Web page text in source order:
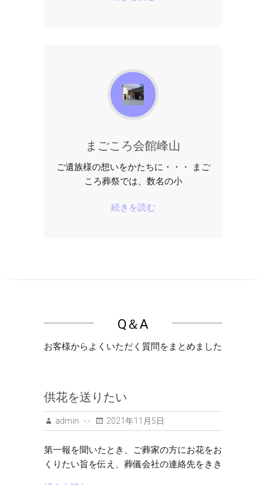
まごころ会館峰山
ご遺族様の想いをかたちに・・・ まご
ころ葬祭では、数名の小
続きを読む
Q＆A
お客様からよくいただく質問をまとめました
供花を送りたい
admin 2021年11月5日
第一報を聞いたとき、ご葬家の方にお花をお
くりたい旨を伝え、葬儀会社の連絡先をきき